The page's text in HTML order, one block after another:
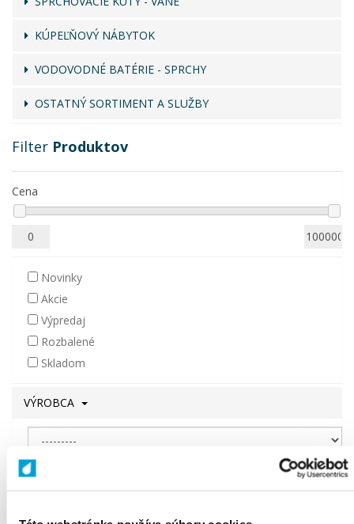
KÚPEĽŇOVÝ NÁBYTOK
VODOVODNÉ BATÉRIE - SPRCHY
OSTATNÝ SORTIMENT A SLUŽBY
Filter Produktov
Cena
Novinky
Akcie
Výpredaj
Rozbalené
Skladom
VÝROBCA
SÉRIA